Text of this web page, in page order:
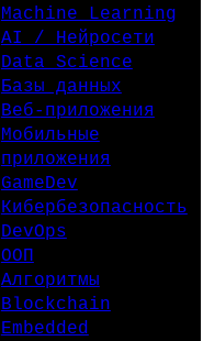
Machine Learning
AI / Нейросети
Data Science
Базы данных
Веб-приложения
Мобильные
приложения
GameDev
Кибербезопасность
DevOps
ООП
Алгоритмы
Blockchain
Embedded